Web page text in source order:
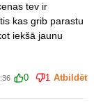
tev ir
kas grib parastu
iekšā jaunu
0 1 Atbildēt